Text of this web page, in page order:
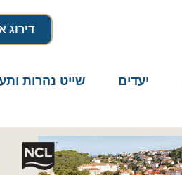
דירוג
יעדים שייט נהרות ותעלות